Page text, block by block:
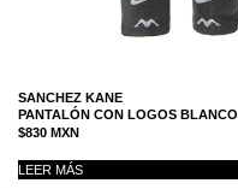
SANCHEZ KANE
PANTALÓN CON LOGOS
$830 MXN
LEER MÁS